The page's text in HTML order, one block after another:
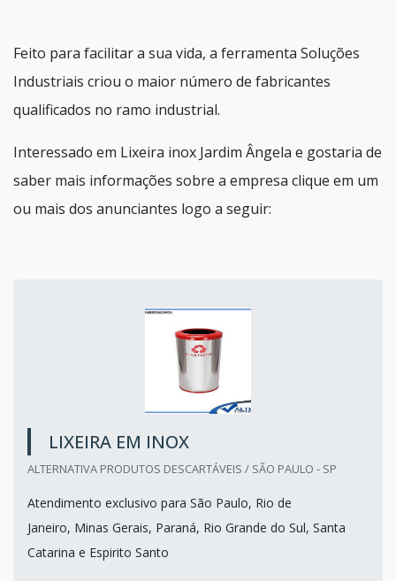
Feito para facilitar a sua vida, a ferramenta Soluções
Industriais criou o maior número de fabricantes
qualificados no ramo industrial.
Interessado em Lixeira inox Jardim Ângela e gostaria de
saber mais informações sobre a empresa clique em um
ou mais dos anunciantes logo a seguir:
LIXEIRA EM INOX
ALTERNATIVA PRODUTOS DESCARTÁVEIS / SÃO PAULO - SP
Atendimento exclusivo para São Paulo, Rio de
Janeiro, Minas Gerais, Paraná, Rio Grande do Sul, Santa
Catarina e Espirito Santo